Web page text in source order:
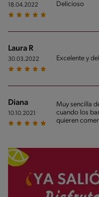
18.04.2022 Delicioso
Laura R
30.03.2022 Excelente y
Diana
10.10.2021
Muy sencilla
cuando los
quieren